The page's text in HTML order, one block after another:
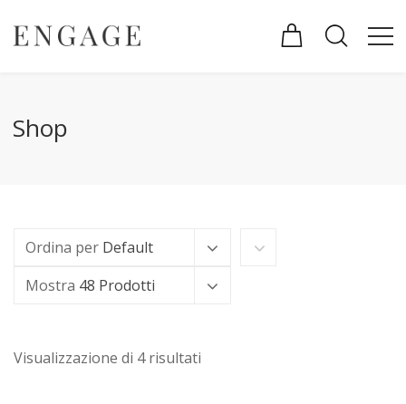
Shop
Ordina per Default
Mostra 48 Prodotti
Visualizzazione di 4 risultati